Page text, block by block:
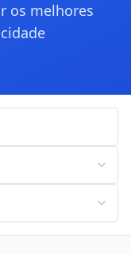
os melhores